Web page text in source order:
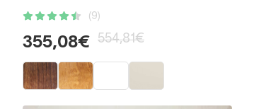
(9)
355,08€ 554,81€